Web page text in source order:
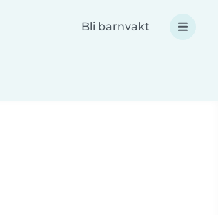
Bli barnvakt